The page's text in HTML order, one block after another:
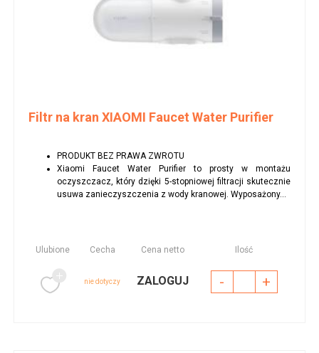
Filtr na kran XIAOMI Faucet Water Purifier
PRODUKT BEZ PRAWA ZWROTU
Xiaomi Faucet Water Purifier to prosty w montażu
oczyszczacz, który dzięki 5-stopniowej filtracji skutecznie
usuwa zanieczyszczenia z wody kranowej. Wyposażony...
Ulubione Cecha Cena netto Ilość
nie dotyczy ZALOGUJ - +